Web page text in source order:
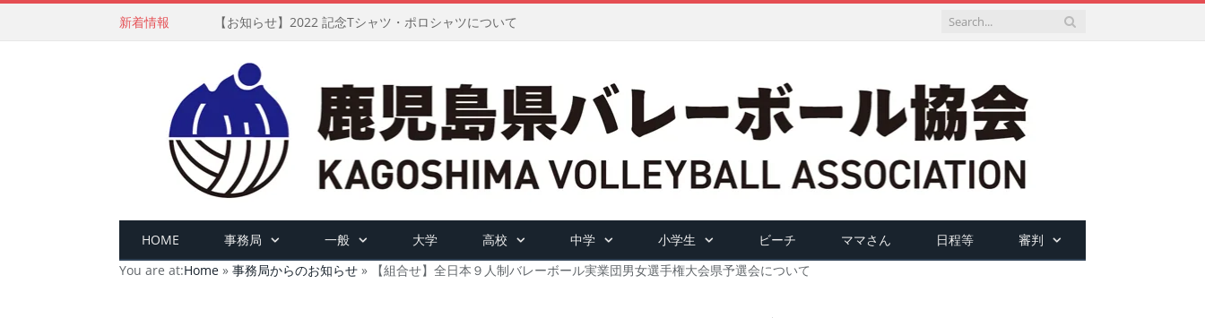
新着情報 【お知らせ】2022 記念Tシャツ・ポロシャツについて
HOME 事務局 一般 大学 高校 中学 小学生 ビーチ ママさん 日程等
審判
You are at:Home » 事務局からのお知らせ » 【組合せ】全日本９人制バレーボール実業団男女選手権大会県予選会について